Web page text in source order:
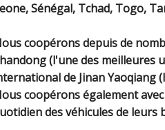
Sénégal, Tchad, Togo,
coopérons depuis de
(l'une des meilleures
de Jinan Yaoqiang
coopérons également
des véhicules de leurs